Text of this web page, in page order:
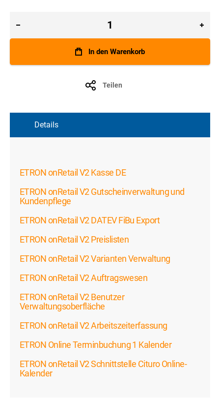
In den Warenkorb
Teilen
Details
ETRON onRetail V2 Kasse DE
ETRON onRetail V2 Gutscheinverwaltung und
Kundenpflege
ETRON onRetail V2 DATEV FiBu Export
ETRON onRetail V2 Preislisten
ETRON onRetail V2 Varianten Verwaltung
ETRON onRetail V2 Auftragswesen
ETRON onRetail V2 Benutzer
Verwaltungsoberfläche
ETRON onRetail V2 Arbeitszeiterfassung
ETRON Online Terminbuchung 1 Kalender
ETRON onRetail V2 Schnittstelle Cituro Online-
Kalender